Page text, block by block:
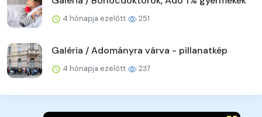
4 hónapja ezelőtt 251
Galéria / Adományra várva - pillanatkép
4 hónapja ezelőtt 237